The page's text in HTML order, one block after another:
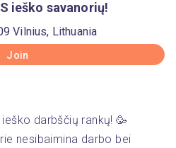
ieško savanorių!
Vilnius, Lithuania
Join
darbščių rankų! 🥳
nesibaimina darbo bei